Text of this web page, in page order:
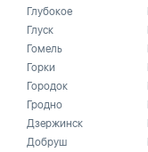
Глубокое
Глуск
Гомель
Горки
Городок
Гродно
Дзержинск
Добруш